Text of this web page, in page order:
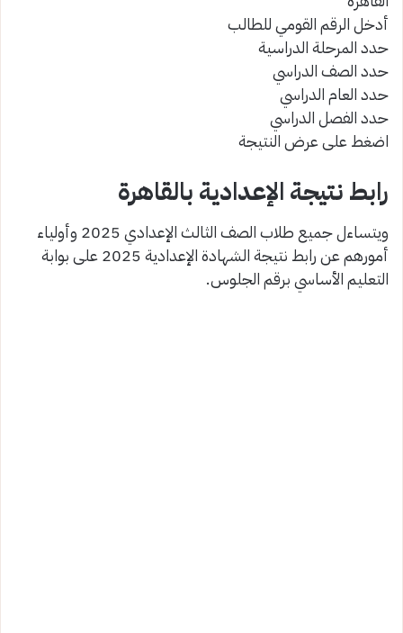
أدخل الرقم القومي للطالب
حدد المرحلة الدراسية
حدد الصف الدراسي
حدد العام الدراسي
حدد الفصل الدراسي
اضغط على عرض النتيجة
رابط نتيجة الإعدادية بالقاهرة
ويتساءل جميع طلاب الصف الثالث الإعدادي 2025 وأولياء
أمورهم عن رابط نتيجة الشهادة الإعدادية 2025 على بوابة
التعليم الأساسي برقم الجلوس.